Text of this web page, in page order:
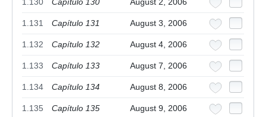
1.130 Capítulo 130 August 2, 2006
1.131 Capítulo 131 August 3, 2006
1.132 Capítulo 132 August 4, 2006
1.133 Capítulo 133 August 7, 2006
1.134 Capítulo 134 August 8, 2006
1.135 Capítulo 135 August 9, 2006